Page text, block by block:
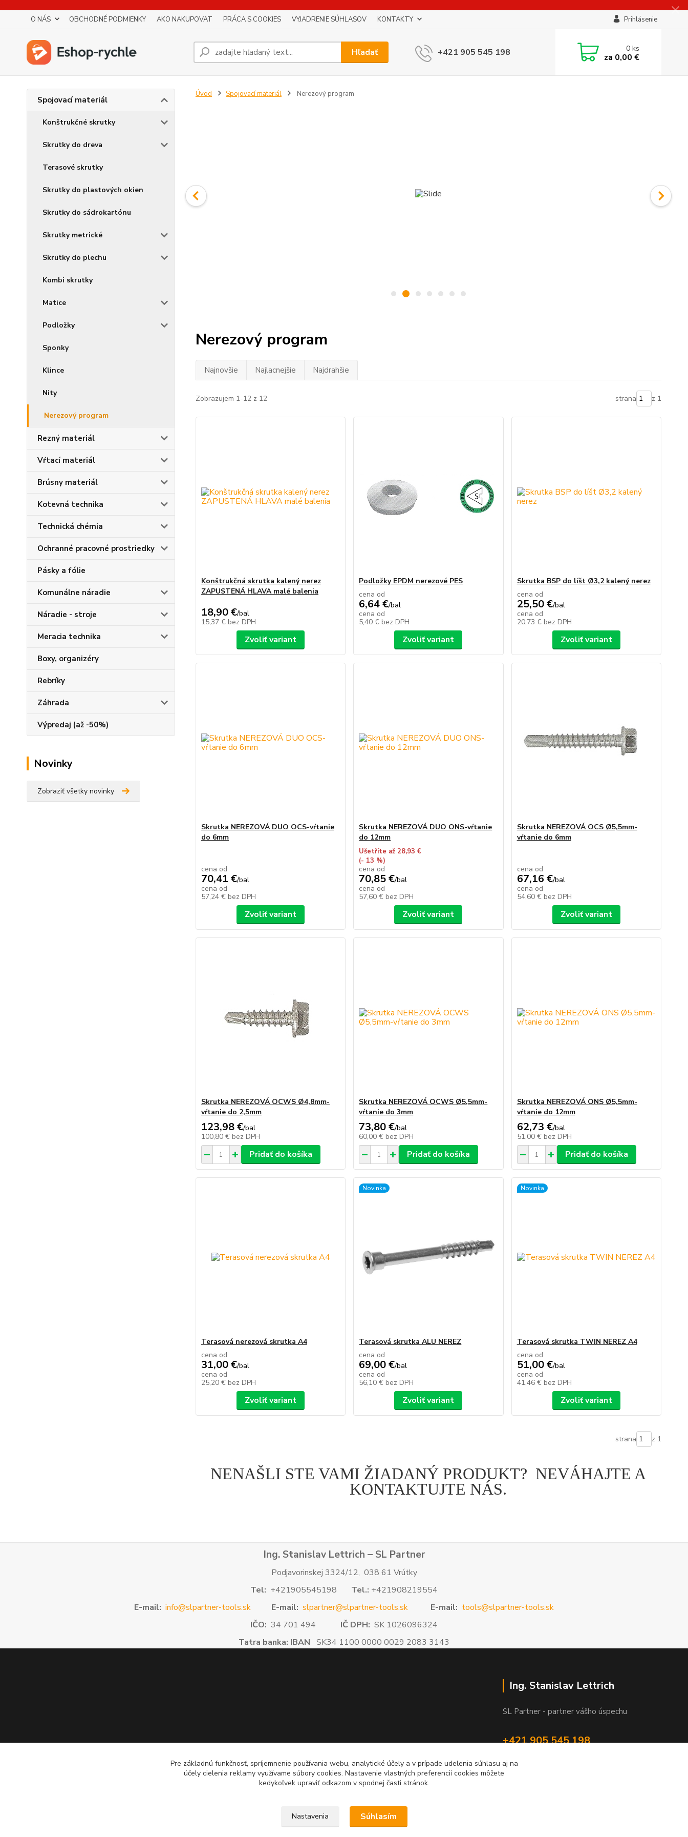
O NÁS OBCHODNÉ PODMIENKY AKO NAKUPOVAT PRÁCA S COOKIES VYJADRENIE SÚHLASOV KONTAKTY Prihlásenie
Hľadať +421 905 545 198 0ks
za 0,00 €
Spojovací materiál
Konštrukčné skrutky
Skrutky do dreva
Terasové skrutky
Skrutky do plastových okien
Skrutky do sádrokartónu
Skrutky metrické
Skrutky do plechu
Kombi skrutky
Matice
Podložky
Sponky
Klince
Nity
Nerezový program
Rezný materiál
Vŕtací materiál
Brúsny materiál
Kotevná technika
Technická chémia
Ochranné pracovné prostriedky
Pásky a fólie
Komunálne náradie
Náradie - stroje
Meracia technika
Boxy, organizéry
Rebríky
Záhrada
Výpredaj (až -50%)
Novinky
Zobraziť všetky novinky
Úvod Spojovací materiál Nerezový program
Nerezový program
Najnovšie Najlacnejšie Najdrahšie
Zobrazujem 1-12 z 12 strana z 1
Konštrukčná skrutka kalený nerez
ZAPUSTENÁ HLAVA malé balenia
18,90 €/bal
15,37 € bez DPH
Zvoliť variant
Podložky EPDM nerezové PES
cena od
6,64 €/bal
cena od
5,40 € bez DPH
Zvoliť variant
Skrutka BSP do líšt Ø3,2 kalený nerez
cena od
25,50 €/bal
cena od
20,73 € bez DPH
Zvoliť variant
Skrutka NEREZOVÁ DUO OCS-vŕtanie
do 6mm
cena od
70,41 €/bal
cena od
57,24 € bez DPH
Zvoliť variant
Skrutka NEREZOVÁ DUO ONS-vŕtanie
do 12mm
Ušetříte až 28,93 €
(- 13 %)
cena od
70,85 €/bal
cena od
57,60 € bez DPH
Zvoliť variant
Skrutka NEREZOVÁ OCS Ø5,5mm-
vŕtanie do 6mm
cena od
67,16 €/bal
cena od
54,60 € bez DPH
Zvoliť variant
Skrutka NEREZOVÁ OCWS Ø4,8mm-
vŕtanie do 2,5mm
123,98 €/bal
100,80 € bez DPH
Pridať do košíka
Skrutka NEREZOVÁ OCWS Ø5,5mm-
vŕtanie do 3mm
73,80 €/bal
60,00 € bez DPH
Pridať do košíka
Skrutka NEREZOVÁ ONS Ø5,5mm-
vŕtanie do 12mm
62,73 €/bal
51,00 € bez DPH
Pridať do košíka
Terasová nerezová skrutka A4
cena od
31,00 €/bal
cena od
25,20 € bez DPH
Zvoliť variant
Novinka
Terasová skrutka ALU NEREZ
cena od
69,00 €/bal
cena od
56,10 € bez DPH
Zvoliť variant
Novinka
Terasová skrutka TWIN NEREZ A4
cena od
51,00 €/bal
cena od
41,46 € bez DPH
Zvoliť variant
strana z 1
NENAŠLI STE VAMI ŽIADANÝ PRODUKT? NEVÁHAJTE A
KONTAKTUJTE NÁS.
Ing. Stanislav Lettrich – SL Partner
Podjavorinskej 3324/12, 038 61 Vrútky
Tel: +421905545198 Tel.: +421908219554
E-mail: info@slpartner-tools.sk E-mail: slpartner@slpartner-tools.sk E-mail: tools@slpartner-tools.sk
IČO: 34 701 494 IČ DPH: SK 1026096324
Tatra banka: IBAN SK34 1100 0000 0029 2083 3143
Ing. Stanislav Lettrich
SL Partner - partner vášho úspechu
+421 905 545 198
Pre základnú funkčnosť, spríjemnenie používania webu, analytické účely a v prípade udelenia súhlasu aj na
účely cielenia reklamy využívame súbory cookies. Nastavenie vlastných preferencií cookies môžete
kedykoľvek upraviť odkazom v spodnej časti stránok.
Nastavenia Súhlasím